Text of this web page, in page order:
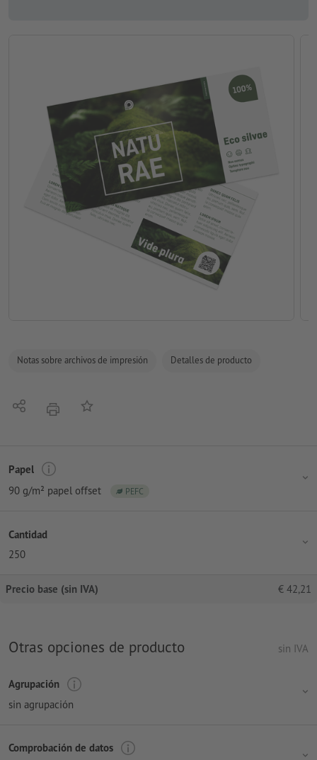
Notas sobre archivos de impresión Detalles de producto
CompartirimprimirAñadir a lista de favoritos
Papel
90 g/m² papel offset
PEFC
Cantidad
250
Precio base (sin IVA) € 42,21
Otras opciones de producto sin IVA
Agrupación
sin agrupación
Comprobación de datos